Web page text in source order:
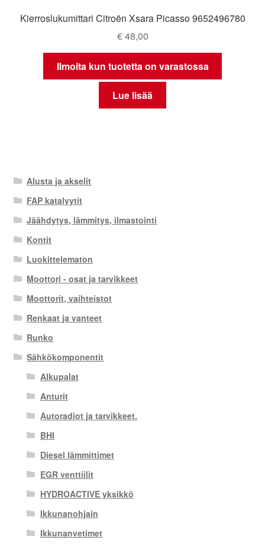
Kierroslukumittari Citroën Xsara Picasso 9652496780
€48,00
Ilmoita kun tuotetta on varastossa
Lue lisää
Alusta ja akselit
FAP katalyytit
Jäähdytys, lämmitys, ilmastointi
Kontit
Luokittelematon
Moottori - osat ja tarvikkeet
Moottorit, vaihteistot
Renkaat ja vanteet
Runko
Sähkökomponentit
Alkupalat
Anturit
Autoradiot ja tarvikkeet.
BHI
Diesel lämmittimet
EGR venttiilit
HYDROACTIVE yksikkö
Ikkunanohjain
Ikkunanvetimet